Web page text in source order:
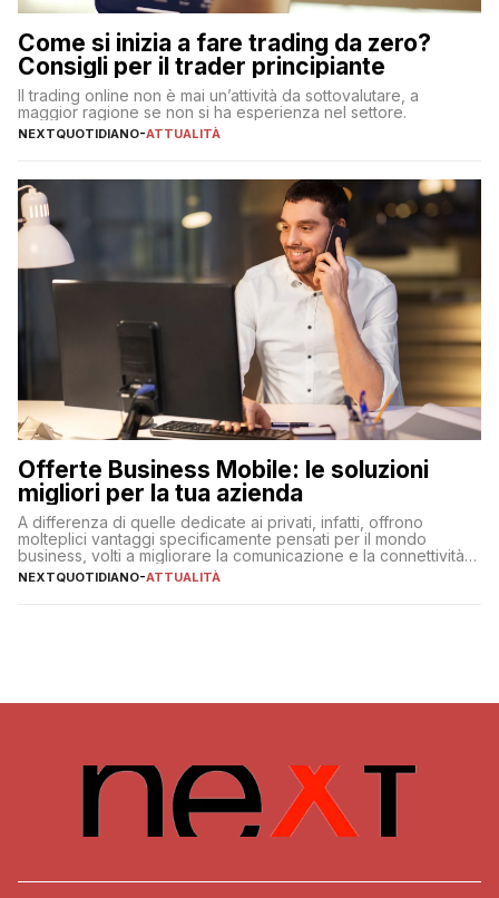
Come si inizia a fare trading da zero?
Consigli per il trader principiante
Il trading online non è mai un’attività da sottovalutare, a
maggior ragione se non si ha esperienza nel settore.
NEXTQUOTIDIANO-ATTUALITÀ
Offerte Business Mobile: le soluzioni
migliori per la tua azienda
A differenza di quelle dedicate ai privati, infatti, offrono
molteplici vantaggi specificamente pensati per il mondo
business, volti a migliorare la comunicazione e la connettività
degli utenti
NEXTQUOTIDIANO-ATTUALITÀ